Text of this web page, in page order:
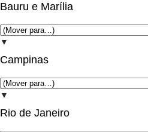
Bauru e Marília
▼
Campinas
▼
Rio de Janeiro